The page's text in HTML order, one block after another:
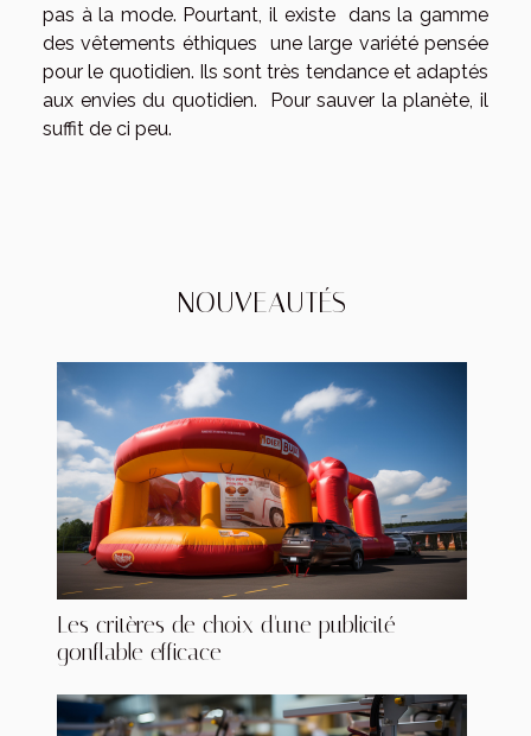
pas à la mode. Pourtant, il existe dans la gamme
des vêtements éthiques une large variété pensée
pour le quotidien. Ils sont très tendance et adaptés
aux envies du quotidien. Pour sauver la planète, il
suffit de ci peu.
NOUVEAUTÉS
Les critères de choix d'une publicité
gonflable efficace